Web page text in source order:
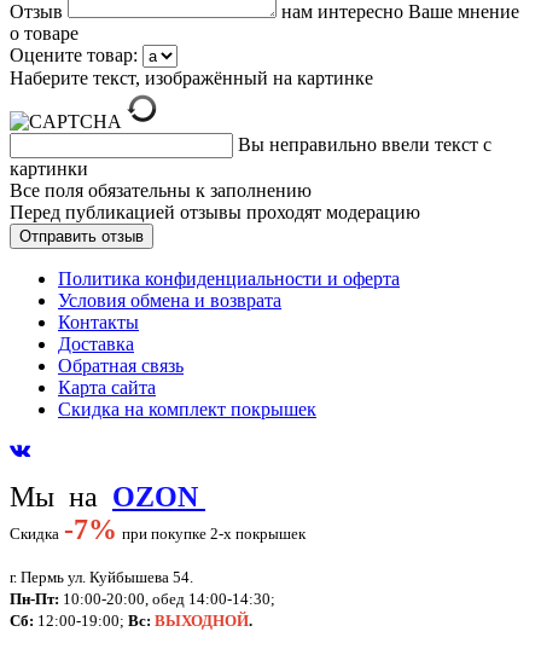
Отзыв
нам интересно Ваше мнение
о товаре
Оцените товар:
Наберите текст, изображённый на картинке
Вы неправильно ввели текст с
картинки
Все поля обязательны к заполнению
Перед публикацией отзывы проходят модерацию
Политика конфиденциальности и оферта
Условия обмена и возврата
Контакты
Доставка
Обратная связь
Карта сайта
Скидка на комплект покрышек
Мы на OZON
Скидка -7% при покупке 2-х покрышек
г. Пермь ул. Куйбышева 54.
Пн-Пт: 10:00-20:00, обед 14:00-14:30;
Сб: 12:00-19:00; Вс: ВЫХОДНОЙ.